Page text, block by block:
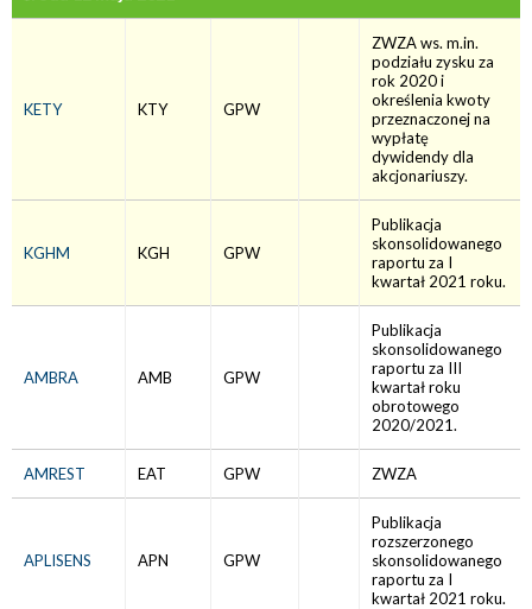
KETY KTY GPW
ZWZA ws. m.in.
podziału zysku za
rok 2020 i
określenia kwoty
przeznaczonej na
wypłatę
dywidendy dla
akcjonariuszy.
KGHM KGH GPW
Publikacja
skonsolidowanego
raportu za I
kwartał 2021 roku.
AMBRA AMB GPW
Publikacja
skonsolidowanego
raportu za III
kwartał roku
obrotowego
2020/2021.
AMREST EAT GPW ZWZA
APLISENS APN GPW
Publikacja
rozszerzonego
skonsolidowanego
raportu za I
kwartał 2021 roku.